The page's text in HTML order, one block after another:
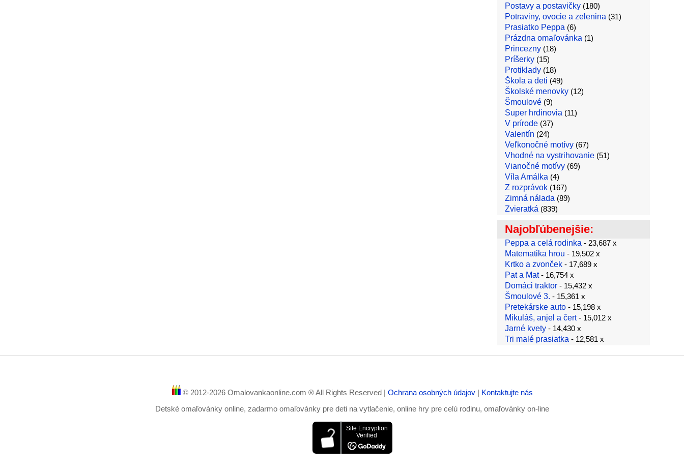
Postavy a postavičky(180)
Potraviny, ovocie a zelenina (31)
Prasiatko Peppa (6)
Prázdna omaľovánka (1)
Princezny(18)
Príšerky(15)
Protiklady(18)
Škola a deti (49)
Školské menovky(12)
Šmoulové(9)
Super hrdinovia (11)
V prírode(37)
Valentín (24)
Veľkonočné motívy(67)
Vhodné na vystrihovanie(51)
Vianočné motívy(69)
Víla Amálka (4)
Z rozprávok(167)
Zimná nálada (89)
Zvieratká (839)
Najobľúbenejšie:
Peppa a celá rodinka - 23,687 x
Matematika hrou - 19,502 x
Krtko a zvonček- 17,689 x
Pat a Mat- 16,754 x
Domáci traktor- 15,432 x
Šmoulové 3. - 15,361 x
Pretekárske auto- 15,198 x
Mikuláš, anjel a čert- 15,012 x
Jarné kvety- 14,430 x
Tri malé prasiatka - 12,581 x
© 2012-2026 Omalovankaonline.com ® All Rights Reserved | Ochrana osobných údajov | Kontaktujte nás
Detské omaľovánky online, zadarmo omaľovánky pre deti na vytlačenie, online hry pre celú rodinu, omaľovánky on-line